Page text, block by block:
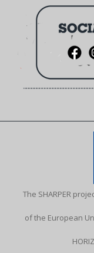
The SHARPER
of the European